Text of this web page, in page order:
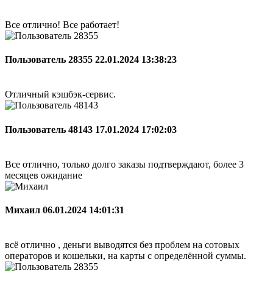
Все отлично! Все работает!
Пользователь 28355 22.01.2024 13:38:23
Отличный кэшбэк-сервис.
Пользователь 48143 17.01.2024 17:02:03
Все отлично, только долго заказы подтверждают, более 3
месяцев ожидание
Михаил 06.01.2024 14:01:31
всё отлично , деньги выводятся без проблем на сотовых
операторов и кошельки, на карты с определённой суммы.